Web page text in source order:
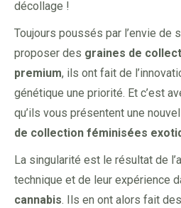
décollage !
Toujours poussés par l’envie de
proposer des graines de
premium, ils ont fait de
génétique une priorité. Et c’est
qu’ils vous présentent une
de collection féminisées
La singularité est le résultat de
technique et de leur expérience
cannabis. Ils en ont alors fait